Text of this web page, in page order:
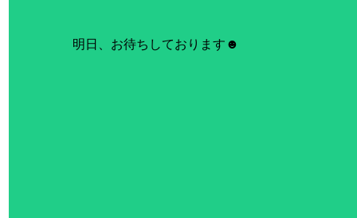
明日、お待ちしております☻